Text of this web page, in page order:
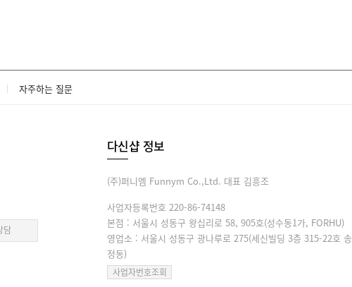
자주하는 질문
담
다신샵 정보
(주)퍼니엠 Funnym Co.,Ltd. 대표 김흥조
사업자등록번호 220-86-74148
본점 : 서울시 성동구 왕십리로 58, 905호(성수동1가, FORHU)
영업소 : 서울시 성동구 광나루로 275(세신빌딩 3층 315-22호 송
정동)
사업자번호조회